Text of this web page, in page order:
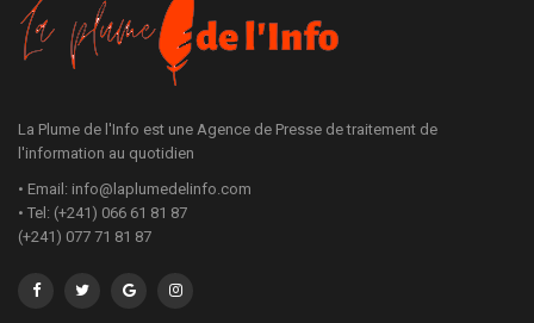
La Plume de l'Info est une Agence de Presse de traitement de
l'information au quotidien
• Email: info@laplumedelinfo.com
• Tel: (+241) 066 61 81 87
(+241) 077 71 81 87